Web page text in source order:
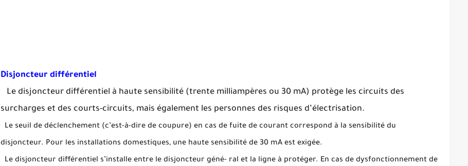
Disjoncteur différentiel
Le disjoncteur différentiel à haute sensibilité (trente milliampères ou 30 mA) protège les circuits des
surcharges et des courts-circuits, mais également les personnes des risques d’électrisation.
Le seuil de déclenchement (c’est-à-dire de coupure) en cas de fuite de courant correspond à la sensibilité du
disjoncteur. Pour les installations domestiques, une haute sensibilité de 30 mA est exigée.
Le disjoncteur différentiel s’installe entre le disjoncteur géné- ral et la ligne à protéger. En cas de dysfonctionnement de